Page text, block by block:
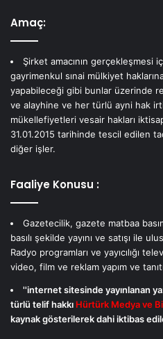
Amaç:
Şirket amacının gerçekleşmesi
gayrimenkul sınai mülkiyet
yapabileceği gibi bunlar üzerinde
ve alayhine ve her türlü ayni hak
mükellefiyetleri vesair hakları
31.01.2015 tarihinde tescil edilen
diğer işler.
Faaliye Konusu :
Gazetecilik, gazete matbaa
basılı şekilde yayını ve satışı ile
Radyo programları ve yayıcılığı
video, film ve reklam yapım ve
''internet sitesinde yayınlanan
türlü telif hakkı Hürtürk Medya ve
kaynak gösterilerek dahi iktibas